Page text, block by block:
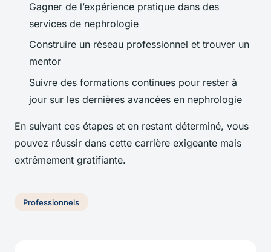
Gagner de l’expérience pratique dans des
services de nephrologie
Construire un réseau professionnel et trouver un
mentor
Suivre des formations continues pour rester à
jour sur les dernières avancées en nephrologie
En suivant ces étapes et en restant déterminé, vous
pouvez réussir dans cette carrière exigeante mais
extrêmement gratifiante.
Professionnels